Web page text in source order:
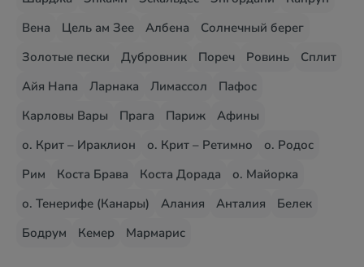
Вена
Цель ам Зее Албена
Солнечный берег
Золотые пески
Дубровник Пореч Ровинь
Сплит
Айя Напа
Ларнака Лимассол
Пафос
Карловы Вары
Прага Париж
Афины
о. Крит – Ираклион
о. Крит – Ретимно
о. Родос
Рим
Коста Брава Коста Дорада
о. Майорка
о. Тенерифе (Канары)
Алания Анталия
Белек
Бодрум
Кемер Мармарис